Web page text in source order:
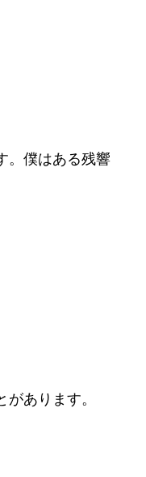
。僕はある残響
あります。